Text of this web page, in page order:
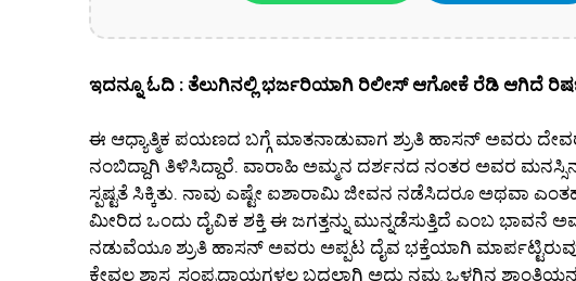
ಇದನ್ನೂ ಓದಿ : ತೆಲುಗಿನಲ್ಲಿ ಭರ್ಜರಿಯಾಗಿ ರಿಲೀಸ್ ಆಗೋಕೆ ರೆಡಿ ಆಗಿದೆ
ಈ ಆಧ್ಯಾತ್ಮಿಕ ಪಯಣದ ಬಗ್ಗೆ ಮಾತನಾಡುವಾಗ ಶ್ರುತಿ ಹಾಸನ್ ಅವರು
ನಂಬಿದ್ದಾಗಿ ತಿಳಿಸಿದ್ದಾರೆ. ವಾರಾಹಿ ಅಮ್ಮನ ದರ್ಶನದ ನಂತರ ಅವರ
ಸ್ಪಷ್ಟತೆ ಸಿಕ್ಕಿತು. ನಾವು ಎಷ್ಟೇ ಐಶಾರಾಮಿ ಜೀವನ ನಡೆಸಿದರೂ ಅಥವಾ
ಮೀರಿದ ಒಂದು ದೈವಿಕ ಶಕ್ತಿ ಈ ಜಗತ್ತನ್ನು ಮುನ್ನಡೆಸುತ್ತಿದೆ ಎಂಬ
ನಡುವೆಯೂ ಶ್ರುತಿ ಹಾಸನ್ ಅವರು ಅಪ್ಪಟ ದೈವ ಭಕ್ತೆಯಾಗಿ
ಕೇವಲ ಶಾಸ್ತ್ರ ಸಂಪ್ರದಾಯಗಳಲ್ಲ ಬದಲಾಗಿ ಅದು ನಮ್ಮ ಒಳಗಿನ